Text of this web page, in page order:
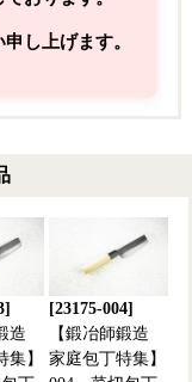
し上げます。
造
】
[23175-004]
【鍛冶師鍛造
家庭包丁特集】